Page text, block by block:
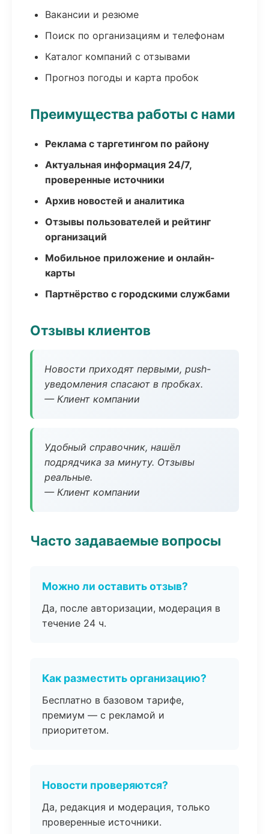
Вакансии и резюме
Поиск по организациям и телефонам
Каталог компаний с отзывами
Прогноз погоды и карта пробок
Преимущества работы с нами
Реклама с таргетингом по району
Актуальная информация 24/7,
проверенные источники
Архив новостей и аналитика
Отзывы пользователей и рейтинг
организаций
Мобильное приложение и онлайн-
карты
Партнёрство с городскими службами
Отзывы клиентов
Новости приходят первыми, push-
уведомления спасают в пробках.
— Клиент компании
Удобный справочник, нашёл
подрядчика за минуту. Отзывы
реальные.
— Клиент компании
Часто задаваемые вопросы
Можно ли оставить отзыв?
Да, после авторизации, модерация в
течение 24 ч.
Как разместить организацию?
Бесплатно в базовом тарифе,
премиум — с рекламой и
приоритетом.
Новости проверяются?
Да, редакция и модерация, только
проверенные источники.